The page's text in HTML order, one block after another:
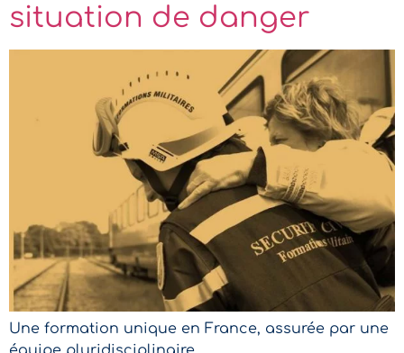
situation de danger
Une formation unique en France, assurée par une